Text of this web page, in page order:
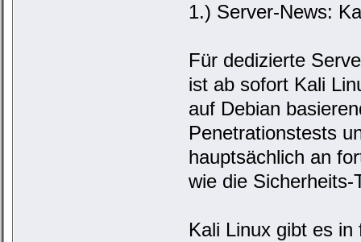
1.) Server-News:
Für dedizierte
ist ab sofort Kali
auf Debian
Penetrationstests
hauptsächlich an
wie die
Kali Linux gibt es